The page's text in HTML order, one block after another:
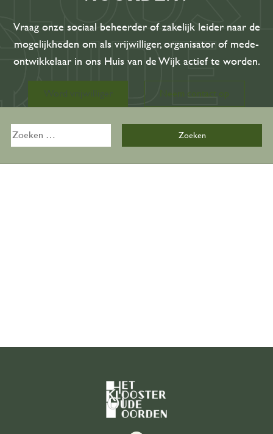
Vraag onze sociaal beheerder of zakelijk leider naar de
mogelijkheden om als vrijwilliger, organisator of mede-
ontwikkelaar in ons Huis van de Wijk actief te worden.
Word vrijwilliger Neem contact op
Overzicht
Contact
Zoeken
naar: